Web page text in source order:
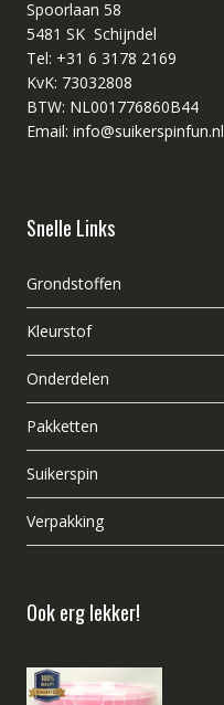
Spoorlaan 58
5481 SK Schijndel
Tel: +31 6 3178 2169
KvK: 73032808
BTW: NL001776860B44
Email: info@suikerspinfun.nl
Snelle Links
Grondstoffen
Kleurstof
Onderdelen
Pakketten
Suikerspin
Verpakking
Ook erg lekker!